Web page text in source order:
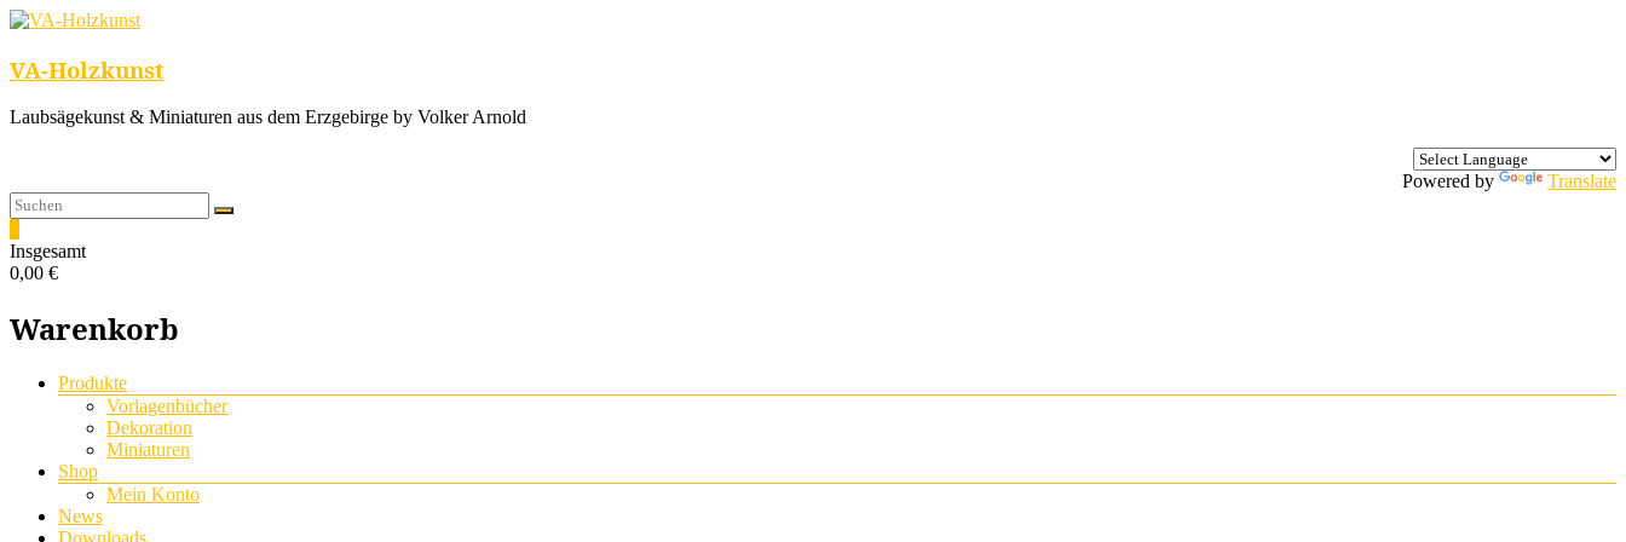
VA-Holzkunst
Laubsägekunst & Miniaturen aus dem Erzgebirge by Volker Arnold
Powered by Translate
Insgesamt
0,00 €
Warenkorb
Menü
Produkte
Vorlagenbücher
Dekoration
Miniaturen
Shop
Mein Konto
News